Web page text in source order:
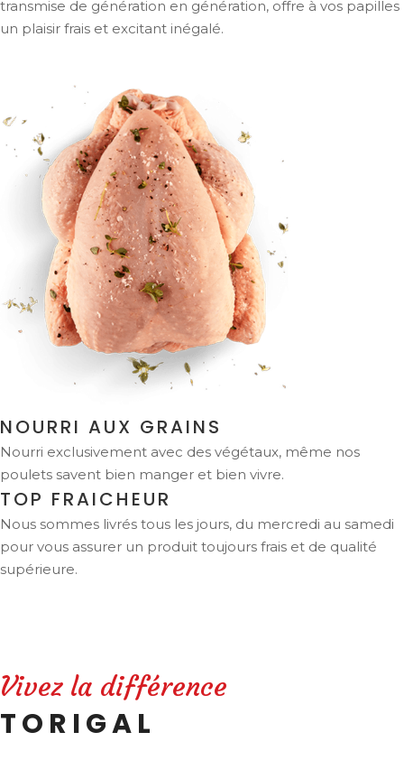
transmise de génération en génération, offre à vos papilles
un plaisir frais et excitant inégalé.
NOURRI AUX GRAINS
Nourri exclusivement avec des végétaux, même nos
poulets savent bien manger et bien vivre.
TOP FRAICHEUR
Nous sommes livrés tous les jours, du mercredi au samedi
pour vous assurer un produit toujours frais et de qualité
supérieure.
Vivez la différence
TORIGAL